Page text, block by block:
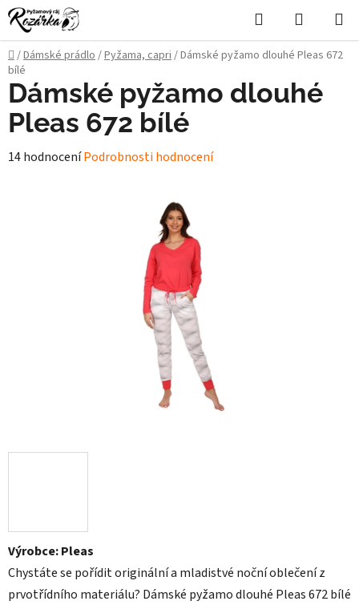
Přejít
na
obsah
Hledat
KOŠÍK
Domů
/Dámské prádlo/Pyžama, capri/Dámské pyžamo dlouhé Pleas 672
bílé
Výrobce: Pleas
Chystáte se pořídit originální a mladistvé noční oblečení z
prvotřídního materiálu? Dámské pyžamo dlouhé Pleas 672 bílé
Dámské pyžamo dlouhé
Pleas 672 bílé
Průměrné
14 hodnoceníPodrobnosti hodnocení